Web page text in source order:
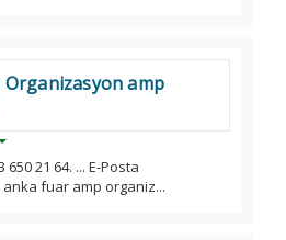
Organizasyon amp
21 64. ... E-Posta
fuar amp organiz...